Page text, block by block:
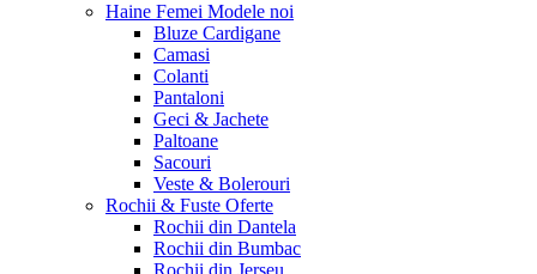
Haine Femei Modele noi
Bluze Cardigane
Camasi
Colanti
Pantaloni
Geci & Jachete
Paltoane
Sacouri
Veste & Bolerouri
Rochii & Fuste Oferte
Rochii din Dantela
Rochii din Bumbac
Rochii din Jerseu